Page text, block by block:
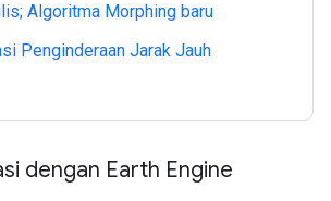
Algoritma Morphing baru
Penginderaan Jarak Jauh
dengan Earth Engine